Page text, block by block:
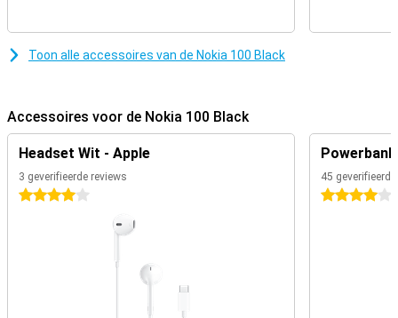
Toon alle accessoires van de Nokia 100 Black
Accessoires voor de Nokia 100 Black
Headset Wit - Apple
3 geverifieerde reviews
4 sterren
45
4 sterren